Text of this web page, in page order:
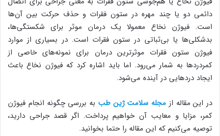
دائمی دو یا چند مهره در ستون فقرات و حذف حرکت بین آن‌ها
است. فیوژن نخاع معمولا یک درمان موثر برای شکستگی‌ها،
بدشکلی‌ها یا بی‌ثباتی در ستون فقرات است. در بسیاری از موارد
فیوژن ستون فقرات موثرترین درمان‌ برای نمونه‌های خاصی از
کمردردها به شمار می‌رود. اما باید اشاره کرد که فیوژن نخاع باعث
ایجاد دردهایی در آینده می‌‎شود.
در این مقاله از مجله سلامت ژین طب به بررسی چگونه انجام فیوژن
کمر، مزایا و معایب آن خواهیم پرداخت. اگر قصد جراحی دارید،
توصیه می‌کنیم که این مقاله را حتما بخوانید.